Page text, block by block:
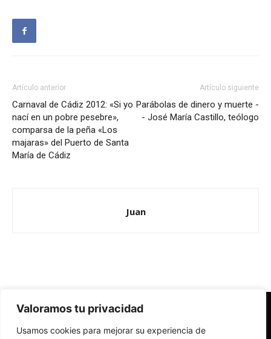
Valoramos tu privacidad
Usamos cookies para mejorar su experiencia de
Artículo anterior
Carnaval de Cádiz 2012: «Si yo
nací en un pobre pesebre»,
comparsa de la peña «Los
majaras» del Puerto de Santa
María de Cádiz
Artículo siguiente
Parábolas de dinero y muerte -
- José María Castillo, teólogo
Juan
Redes Cristianas
Una mirada alternativa sobre la Iglesia católica y la sociedad